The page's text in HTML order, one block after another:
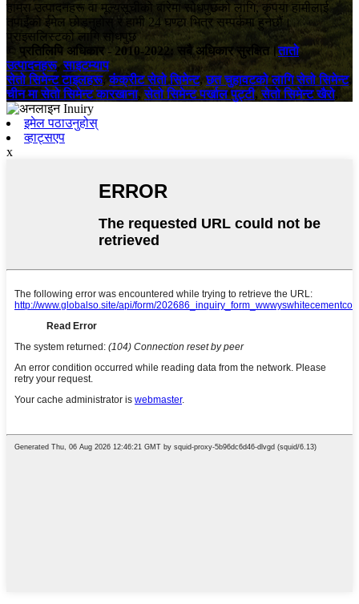
हाम्रा उत्पादनहरू वा मूल्यसूचीको बारेमा सोधपुछको लागि, कृपया हामीलाई
तपाईंको ईमेल छोड्नुहोस् र हामी 24 घण्टा भित्र सम्पर्कमा हुनेछौं।
प्राइसलिस्टको लागि सोधपुछ
© प्रतिलिपि अधिकार - 2010-2022: सबै अधिकार सुरक्षित।तातो
उत्पादनहरू,साइटम्याप
सेतो सिमेन्ट टाइलहरू,कंक्रीट सेतो सिमेन्ट,छत चुहावटको लागि सेतो सिमेन्ट,
चीन मा सेतो सिमेन्ट कारखाना,सेतो सिमेन्ट पर्खाल पुट्टी,सेतो सिमेन्ट खैरो,
इमेल पठाउनुहोस्
व्हाट्सएप
x